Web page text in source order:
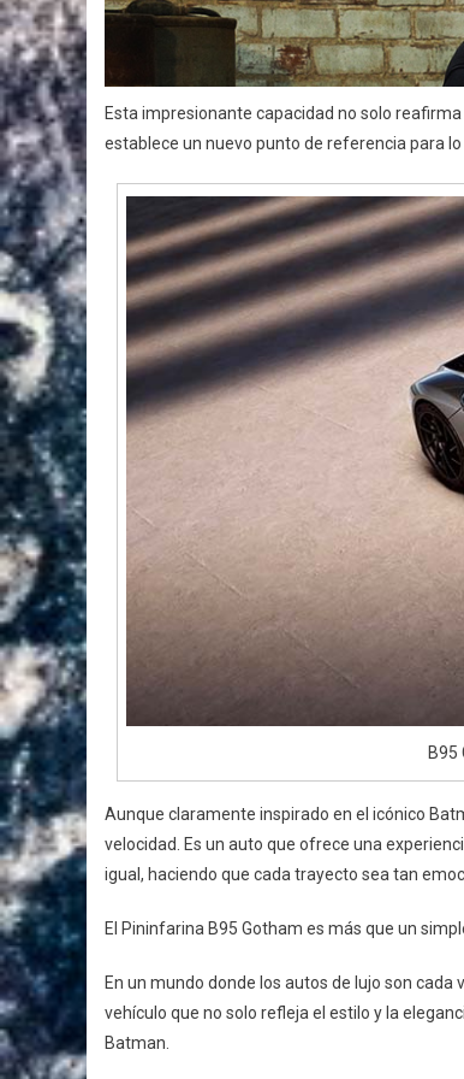
Esta impresionante capacidad no solo
establece un nuevo punto de referencia para
B95
Aunque claramente inspirado en el icónico
velocidad. Es un auto que ofrece una
igual, haciendo que cada trayecto sea tan
El Pininfarina B95 Gotham es más que un
En un mundo donde los autos de lujo son
vehículo que no solo refleja el estilo y la
Batman.